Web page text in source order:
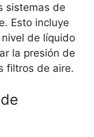
sistemas de
Esto incluye
de líquido
la presión de
filtros de aire.